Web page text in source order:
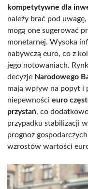
kompetytywne dla
należy brać pod uwagę,
mogą one sugerować
monetarnej. Wysoka
nabywczą euro, co z
jego notowaniach.
decyzje Narodowego
mają wpływ na popyt i
niepewności euro
przystań, co
przypadku stabilizacji
prognoz
wzrostów wartości